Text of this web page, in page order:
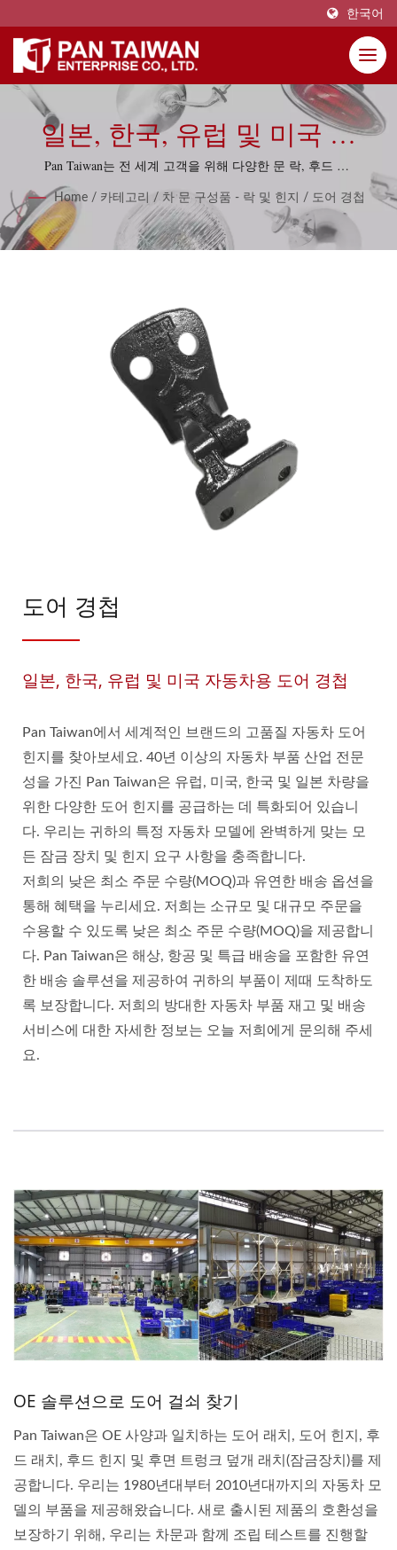
한국어
일본, 한국, 유럽 및 미국 자
동차용 도어 경첩
Pan Taiwan는 전 세계 고객을 위해 다양한 문 락, 후드 락,
Home / 카테고리 / 차 문 구성품 - 락 및 힌지 / 도어 경첩
도어 경첩
일본, 한국, 유럽 및 미국 자동차용 도어 경첩
Pan Taiwan에서 세계적인 브랜드의 고품질 자동차 도어
힌지를 찾아보세요. 40년 이상의 자동차 부품 산업 전문
성을 가진 Pan Taiwan은 유럽, 미국, 한국 및 일본 차량을
위한 다양한 도어 힌지를 공급하는 데 특화되어 있습니
다. 우리는 귀하의 특정 자동차 모델에 완벽하게 맞는 모
든 잠금 장치 및 힌지 요구 사항을 충족합니다.
저희의 낮은 최소 주문 수량(MOQ)과 유연한 배송 옵션을
통해 혜택을 누리세요. 저희는 소규모 및 대규모 주문을
수용할 수 있도록 낮은 최소 주문 수량(MOQ)을 제공합니
다. Pan Taiwan은 해상, 항공 및 특급 배송을 포함한 유연
한 배송 솔루션을 제공하여 귀하의 부품이 제때 도착하도
록 보장합니다. 저희의 방대한 자동차 부품 재고 및 배송
서비스에 대한 자세한 정보는 오늘 저희에게 문의해 주세
요.
OE 솔루션으로 도어 걸쇠 찾기
Pan Taiwan은 OE 사양과 일치하는 도어 래치, 도어 힌지, 후
드 래치, 후드 힌지 및 후면 트렁크 덮개 래치(잠금장치)를 제
공합니다. 우리는 1980년대부터 2010년대까지의 자동차 모
델의 부품을 제공해왔습니다. 새로 출시된 제품의 호환성을
보장하기 위해, 우리는 차문과 함께 조립 테스트를 진행할